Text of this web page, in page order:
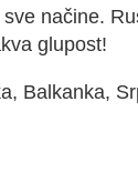
načine.
glupost!
Balkanka,